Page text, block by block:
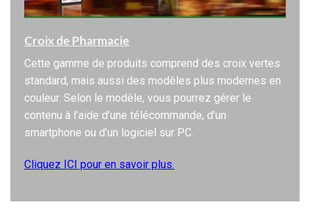
Croix de Pharmacie
Cette gamme de produits comprend des croix vertes
standard, mais aussi des modèles plus modernes en
couleur. Selon le modèle, vous pourrez gérer le
contenu à l’aide d’une télécommande, d’un
smartphone ou d’un logiciel sur PC.
Cliquez ICI pour en savoir plus.